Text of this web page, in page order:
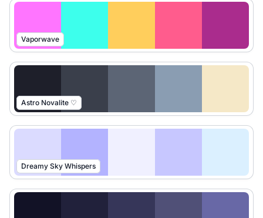
Vaporwave
Astro Novalite ♡
Dreamy Sky Whispers